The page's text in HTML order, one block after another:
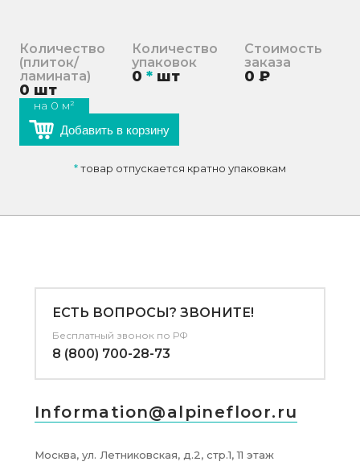
Количество
(плиток/
ламината)
0 шт
на 0 м²
Количество
упаковок
0 * шт
Стоимость
заказа
0 ₽
Добавить в корзину
*товар отпускается кратно упаковкам
ЕСТЬ ВОПРОСЫ? ЗВОНИТЕ!
Бесплатный звонок по РФ
8 (800) 700-28-73
Information@alpinefloor.ru
Москва, ул. Летниковская, д.2, стр.1, 11 этаж